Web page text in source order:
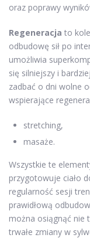
oraz poprawy
Regeneracja to
odbudowę sił po
umożliwia
się silniejszy i
zadbać o dni wolne
wspierające
stretching,
masaże.
Wszystkie te
przygotowuje ciało
regularność sesji
prawidłową
można osiągnąć nie
trwałe zmiany w